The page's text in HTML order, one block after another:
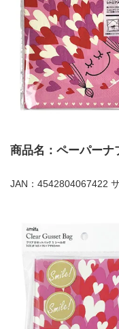
商品名：ペーパーナ
JAN：4542804067422